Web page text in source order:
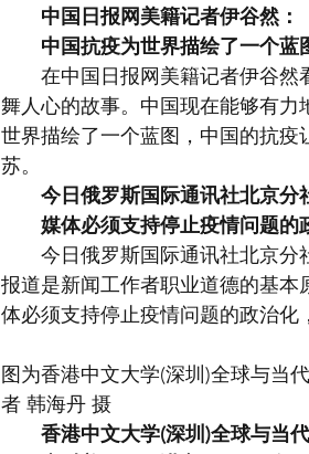
中国日报网美籍记者伊谷然：
中国抗疫为世界描绘了一个蓝
在中国日报网美籍记者伊谷然
舞人心的故事。中国现在能够有
世界描绘了一个蓝图，中国的抗
苏。
今日俄罗斯国际通讯社北京分
媒体必须支持停止疫情问题的
今日俄罗斯国际通讯社北京分
报道是新闻工作者职业道德的基
体必须支持停止疫情问题的政治化
图为香港中文大学(深圳)全球与当
者 韩海丹 摄
香港中文大学(深圳)全球与当